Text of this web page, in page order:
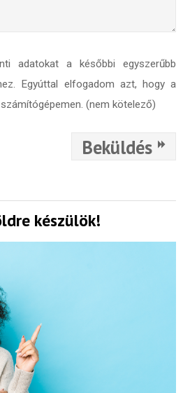
adatokat a későbbi egyszerűbb
Egyúttal elfogadom azt, hogy a
(nem kötelező)
Beküldés
készülök!